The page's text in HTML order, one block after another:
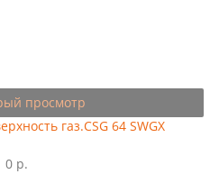
просмотр
газ.CSG 64 SWGX
0 р.